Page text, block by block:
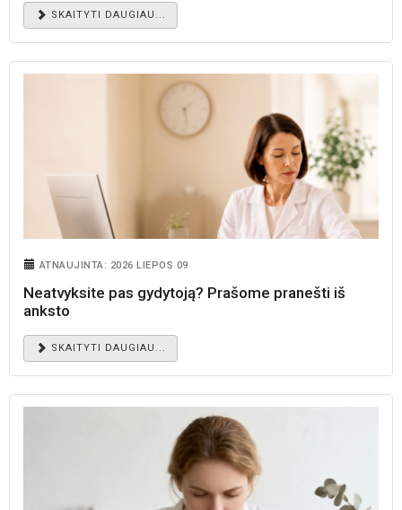
SKAITYTI DAUGIAU...
ATNAUJINTA: 2026 LIEPOS 09
Neatvyksite pas gydytoją? Prašome pranešti iš
anksto
SKAITYTI DAUGIAU...